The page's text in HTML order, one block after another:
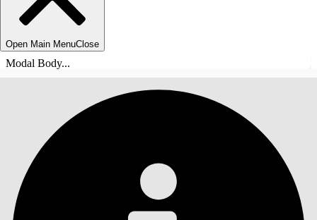
Open Main MenuClose
Modal Body...
INNEHÅLLSFÖRTECKNINGAR